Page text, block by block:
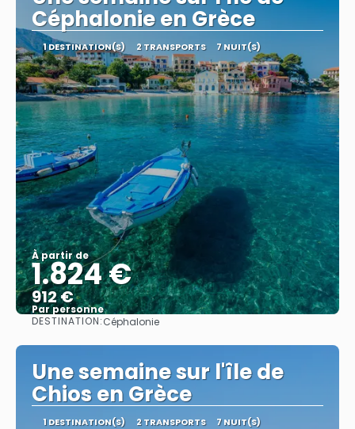
Céphalonie en Grèce
1 DESTINATION(S) 2 TRANSPORTS 7 NUIT(S)
À partir de
1.824 €
912 €
Par personne
Afficher
DESTINATION:Céphalonie
Une semaine sur l'île de
Chios en Grèce
1 DESTINATION(S) 2 TRANSPORTS 7 NUIT(S)